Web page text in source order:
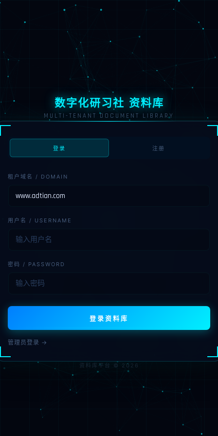
数字化研习社 资料库
MULTI-TENANT DOCUMENT LIBRARY
登录 注册
租户域名 / DOMAIN
用户名 / USERNAME
密码 / PASSWORD
登录资料库
管理员登录 →
资料库平台 © 2026